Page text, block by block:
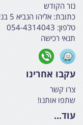
נזר הקודש
כתובת: אליהו הנביא 5 בני ברק - ישראל
טלפון: 054-4314043
תנאי רכישה
עקבו אחרינו
צרו קשר
שתפו אותנו!
עוד...